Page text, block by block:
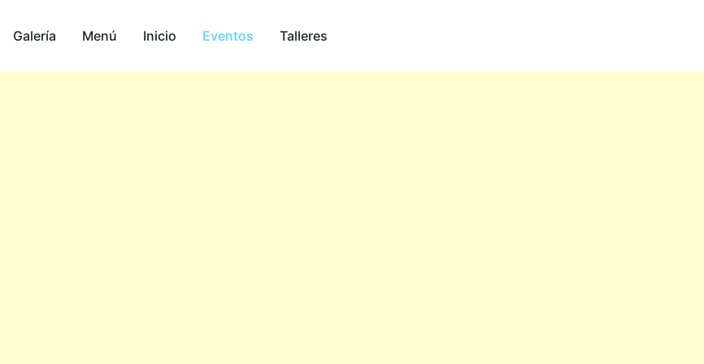
Galería Menú Inicio Eventos Talleres